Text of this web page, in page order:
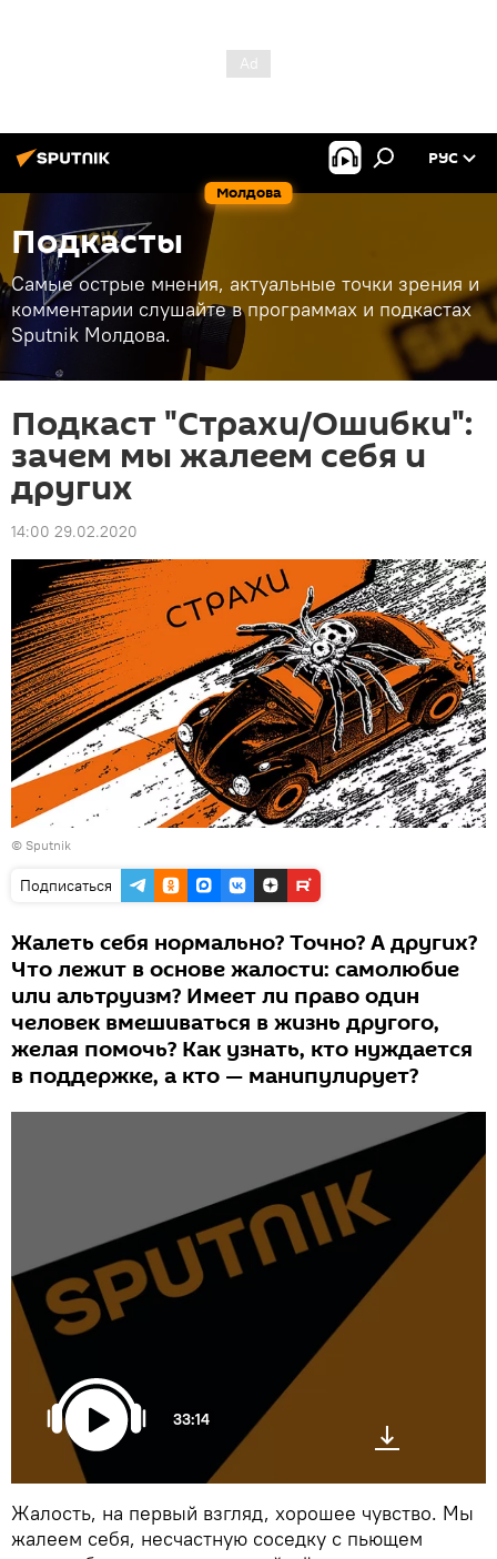
Молдова
РУС
Подкасты
Самые острые мнения, актуальные точки зрения и
комментарии слушайте в программах и подкастах
Sputnik Молдова.
Подкаст "Страхи/Ошибки":
зачем мы жалеем себя и
других
14:00 29.02.2020
© Sputnik
Подписаться
Жалеть себя нормально? Точно? А других?
Что лежит в основе жалости: самолюбие
или альтруизм? Имеет ли право один
человек вмешиваться в жизнь другого,
желая помочь? Как узнать, кто нуждается
в поддержке, а кто — манипулирует?
33:14
Жалость, на первый взгляд, хорошее чувство. Мы
жалеем себя, несчастную соседку с пьющем